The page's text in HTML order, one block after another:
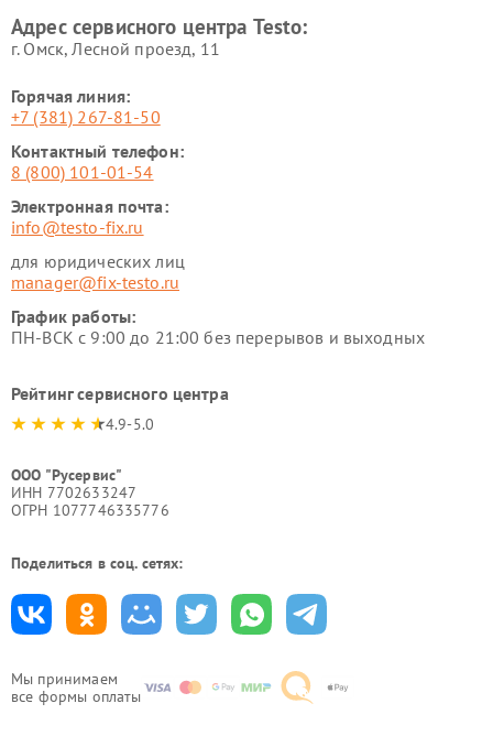
Мы принимаем
все формы оплаты
Адрес сервисного центра Testo:
г. Омск, ​Лесной проезд, 11
Горячая линия:
+7 (381) 267-81-50
Контактный телефон:
8 (800) 101-01-54
Электронная почта:
info@testo-fix.ru
для юридических лиц
manager@fix-testo.ru
График работы:
ПН-ВСК с 9:00 до 21:00 без перерывов и выходных
Рейтинг сервисного центра
4.9-5.0
ООО "Русервис"
ИНН 7702633247
ОГРН 1077746335776
Поделиться в соц. сетях: